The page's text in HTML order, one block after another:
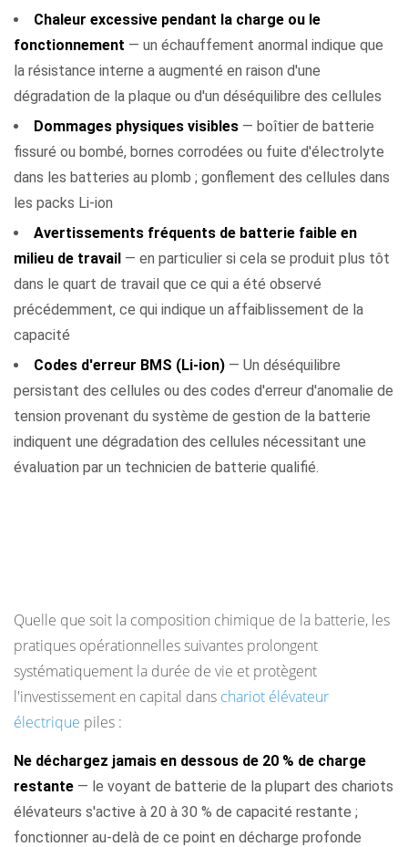
Chaleur excessive pendant la charge ou le
fonctionnement — un échauffement anormal indique que
la résistance interne a augmenté en raison d'une
dégradation de la plaque ou d'un déséquilibre des cellules
Dommages physiques visibles — boîtier de batterie
fissuré ou bombé, bornes corrodées ou fuite d'électrolyte
dans les batteries au plomb ; gonflement des cellules dans
les packs Li-ion
Avertissements fréquents de batterie faible en
milieu de travail — en particulier si cela se produit plus tôt
dans le quart de travail que ce qui a été observé
précédemment, ce qui indique un affaiblissement de la
capacité
Codes d'erreur BMS (Li-ion) — Un déséquilibre
persistant des cellules ou des codes d'erreur d'anomalie de
tension provenant du système de gestion de la batterie
indiquent une dégradation des cellules nécessitant une
évaluation par un technicien de batterie qualifié.
Quelle que soit la composition chimique de la batterie, les
pratiques opérationnelles suivantes prolongent
systématiquement la durée de vie et protègent
l'investissement en capital dans chariot élévateur
électrique piles :
Ne déchargez jamais en dessous de 20 % de charge
restante — le voyant de batterie de la plupart des chariots
élévateurs s'active à 20 à 30 % de capacité restante ;
fonctionner au-delà de ce point en décharge profonde